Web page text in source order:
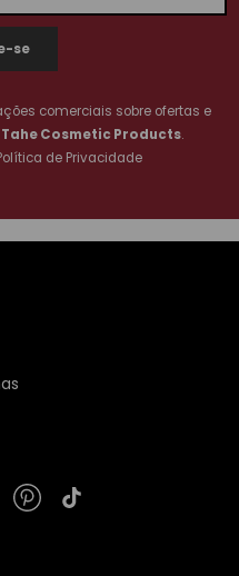
comerciais sobre ofertas e
Tahe Cosmetic Products.
de Privacidade